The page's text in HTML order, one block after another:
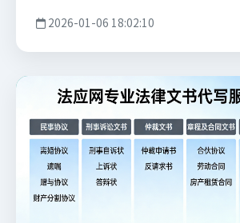
2026-01-06 18:02:10